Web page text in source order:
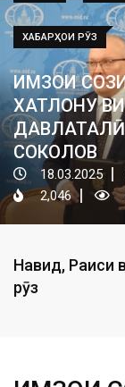
ХАБАРҲОИ РӮЗ
ИМЗОИ
ХАТЛОНУ
СОКОЛОВ
18.03.2025
2,046
Навид, Раиси
рӯз